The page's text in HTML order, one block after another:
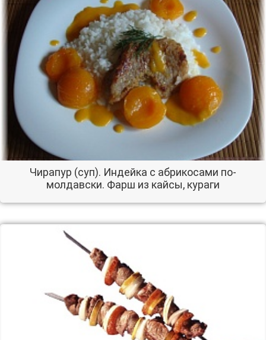
Чирапур (суп). Индейка с абрикосами по-
молдавски. Фарш из кайсы, кураги